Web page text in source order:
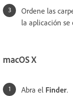
Ordene las
la aplicación se
macOS X
Abra el Finder.